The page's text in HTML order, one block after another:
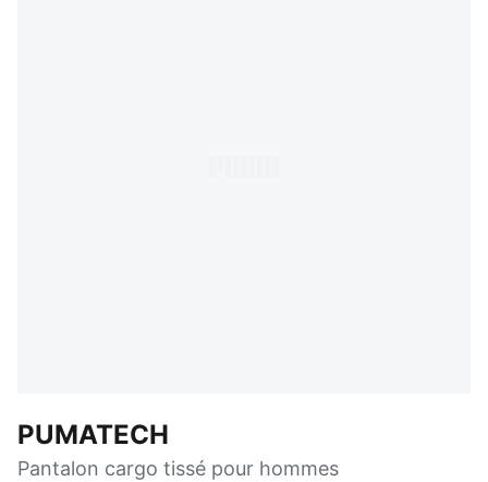
PUMATECH
Pantalon cargo tissé pour hommes